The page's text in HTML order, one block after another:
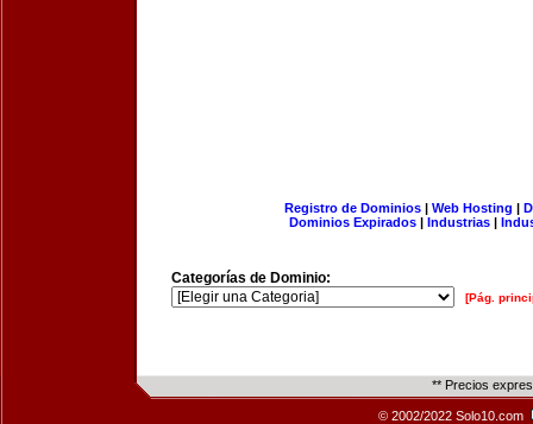
Registro de Dominios| Web Hosting |
Dominios Expirados | Industrias |
Categorías de Dominio:
[Pág.
** Precios
© 2002/2022 Solo10.com